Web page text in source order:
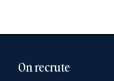
On recrute